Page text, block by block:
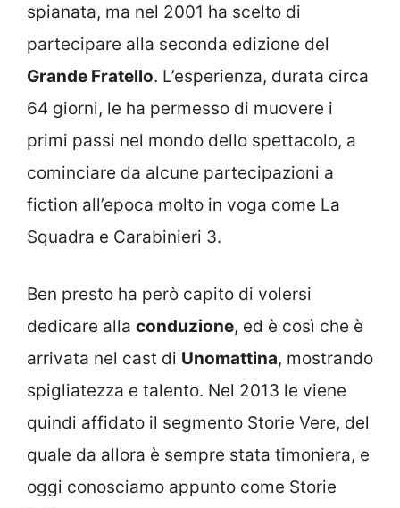
spianata, ma nel 2001 ha scelto di
partecipare alla seconda edizione del
Grande Fratello. L’esperienza, durata circa
64 giorni, le ha permesso di muovere i
primi passi nel mondo dello spettacolo, a
cominciare da alcune partecipazioni a
fiction all’epoca molto in voga come La
Squadra e Carabinieri 3.
Ben presto ha però capito di volersi
dedicare alla conduzione, ed è così che è
arrivata nel cast di Unomattina, mostrando
spigliatezza e talento. Nel 2013 le viene
quindi affidato il segmento Storie Vere, del
quale da allora è sempre stata timoniera, e
oggi conosciamo appunto come Storie